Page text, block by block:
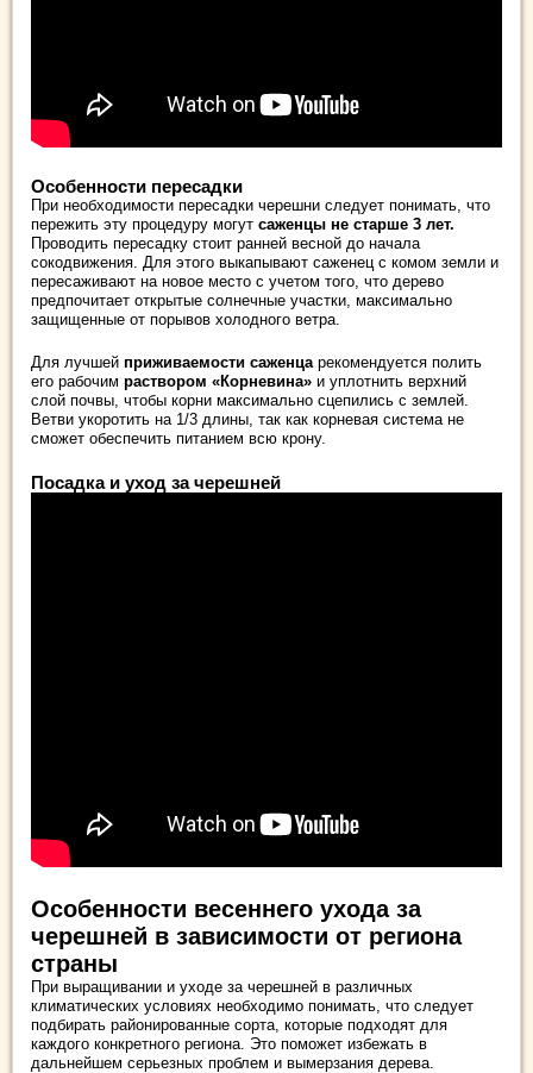
Особенности пересадки
При необходимости пересадки черешни следует понимать, что
пережить эту процедуру могут саженцы не старше 3 лет.
Проводить пересадку стоит ранней весной до начала
сокодвижения. Для этого выкапывают саженец с комом земли и
пересаживают на новое место с учетом того, что дерево
предпочитает открытые солнечные участки, максимально
защищенные от порывов холодного ветра.
Для лучшей приживаемости саженцарекомендуется полить
его рабочим раствором «Корневина» и уплотнить верхний
слой почвы, чтобы корни максимально сцепились с землей.
Ветви укоротить на 1/3 длины, так как корневая система не
сможет обеспечить питанием всю крону.
Посадка и уход за черешней
Особенности весеннего ухода за
черешней в зависимости от региона
страны
При выращивании и уходе за черешней в различных
климатических условиях необходимо понимать, что следует
подбирать районированные сорта, которые подходят для
каждого конкретного региона. Это поможет избежать в
дальнейшем серьезных проблем и вымерзания дерева.